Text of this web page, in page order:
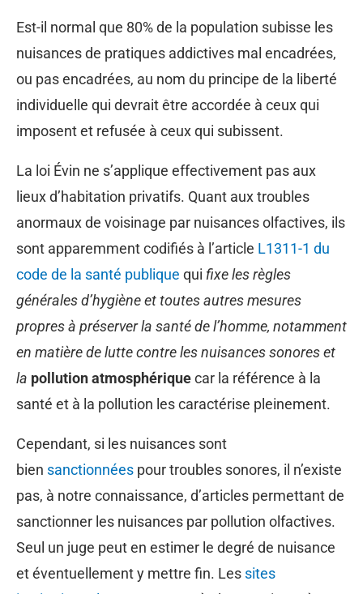
Est-il normal que 80% de la population subisse les
nuisances de pratiques addictives mal encadrées,
ou pas encadrées, au nom du principe de la liberté
individuelle qui devrait être accordée à ceux qui
imposent et refusée à ceux qui subissent.
La loi Évin ne s’applique effectivement pas aux
lieux d’habitation privatifs. Quant aux troubles
anormaux de voisinage par nuisances olfactives, ils
sont apparemment codifiés à l’article L1311-1 du
code de la santé publique qui fixe les règles
générales d’hygiène et toutes autres mesures
propres à préserver la santé de l’homme, notamment
en matière de lutte contre les nuisances sonores et
la pollution atmosphériquecar la référence à la
santé et à la pollution les caractérise pleinement.
Cependant, si les nuisances sont
bien sanctionnées pour troubles sonores, il n’existe
pas, à notre connaissance, d’articles permettant de
sanctionner les nuisances par pollution olfactives.
Seul un juge peut en estimer le degré de nuisance
et éventuellement y mettre fin. Les sites